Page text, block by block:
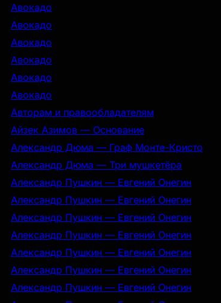
Авокадо
Авокадо
Авокадо
Авокадо
Авокадо
Авокадо
Авторам и правообладателям
Айзек Азимов — Основание
Александр Дюма — Граф Монте-Кристо
Александр Дюма — Три мушкетёра
Александр Пушкин — Евгений Онегин
Александр Пушкин — Евгений Онегин
Александр Пушкин — Евгений Онегин
Александр Пушкин — Евгений Онегин
Александр Пушкин — Евгений Онегин
Александр Пушкин — Евгений Онегин
Александр Пушкин — Евгений Онегин